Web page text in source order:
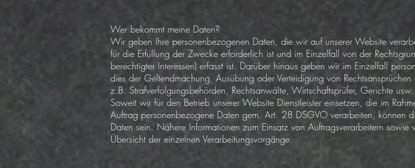
Wer bekommt meine Daten?
Wir geben Ihre personenbezogenen Daten, die wir auf unserer Website
für die Erfüllung der Zwecke erforderlich ist und im Einzelfall von der
berechtigter Interessen) erfasst ist. Darüber hinaus geben wir im Einzelfall
dies der Geltendmachung, Ausübung oder Verteidigung von
z.B. Strafverfolgungsbehörden, Rechtsanwälte, Wirtschaftsprüfer, Gerichte
Soweit wir für den Betrieb unserer Website Dienstleister einsetzen, die im
Auftrag personenbezogene Daten gem. Art. 28 DSGVO verarbeiten, können
Daten sein. Nähere Informationen zum Einsatz von Auftragsverarbeitern
Übersicht der einzelnen Verarbeitungsvorgänge.